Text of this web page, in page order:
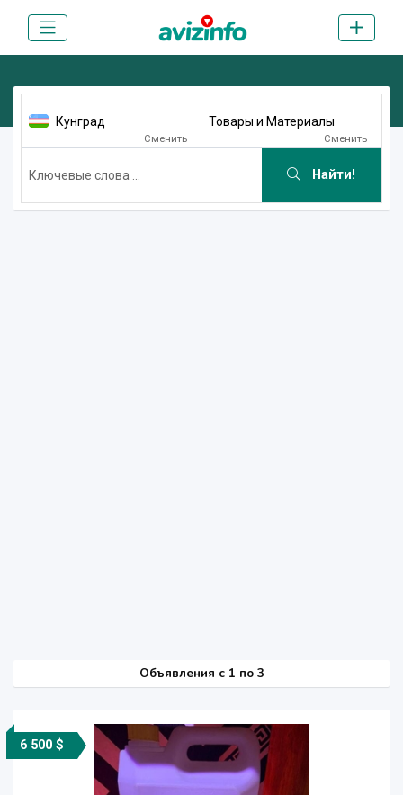
Кунград
Сменить
Товары и Материалы
Сменить
Найти!
Объявления c 1 по 3
6 500 $